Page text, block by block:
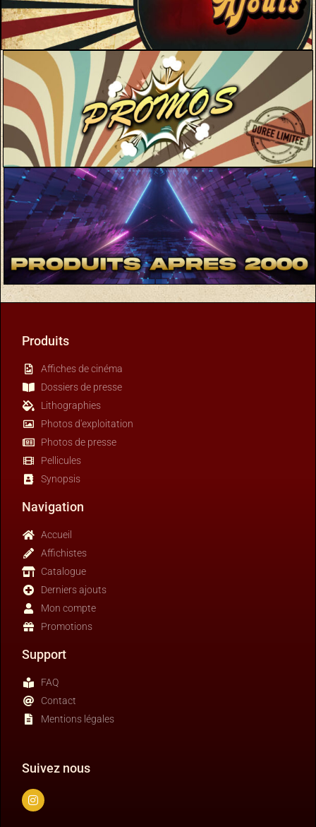
Produits
Affiches de cinéma
Dossiers de presse
Lithographies
Photos d'exploitation
Photos de presse
Pellicules
Synopsis
Navigation
Accueil
Affichistes
Catalogue
Derniers ajouts
Mon compte
Promotions
Support
FAQ
Contact
Mentions légales
Suivez nous